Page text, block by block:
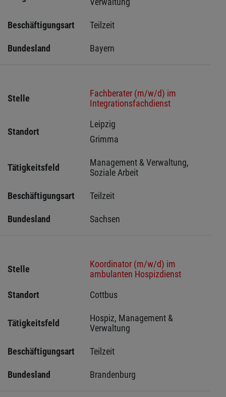
Beschäftigungsart Teilzeit
Bundesland Bayern
Stelle
Fachberater (m/w/d) im
Integrationsfachdienst
Standort
Leipzig
Grimma
Tätigkeitsfeld
Management & Verwaltung,
Soziale Arbeit
Beschäftigungsart Teilzeit
Bundesland Sachsen
Stelle
Koordinator (m/w/d) im
ambulanten Hospizdienst
Standort
Cottbus
Tätigkeitsfeld
Hospiz, Management &
Verwaltung
Beschäftigungsart Teilzeit
Bundesland Brandenburg